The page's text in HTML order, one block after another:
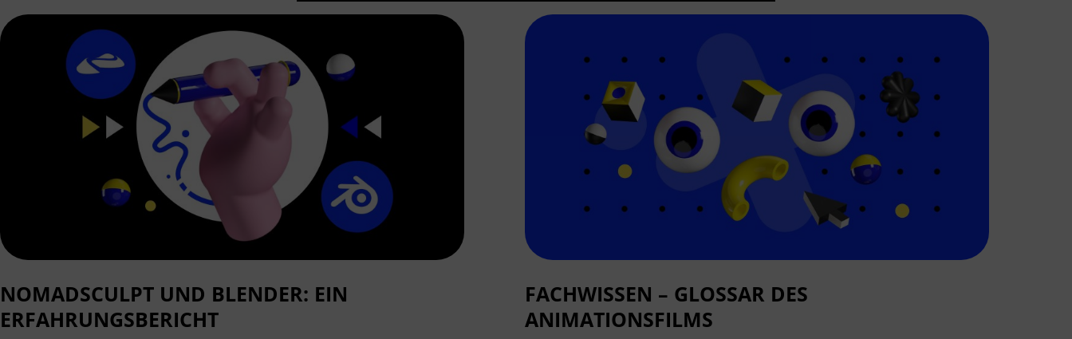
NOMADSCULPT UND BLENDER: EIN
ERFAHRUNGSBERICHT
FACHWISSEN – GLOSSAR DES
ANIMATIONSFILMS